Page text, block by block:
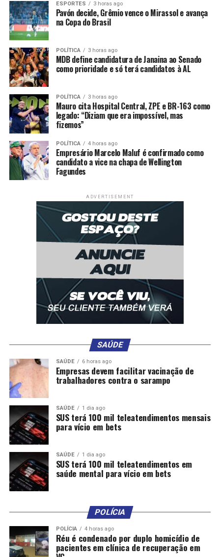
Galeria de Fotos(3 fotos)
Fonte:Prefeitura de Várzea Grande – MT
Comentários
RELATED TOPICS:
PROCESSO SELETIVO
VARZEAGRANDE
VÁRZEAGRANDENSE
VÁRZEAGRANDENSES
Projeto “Volta ao Mundo” transforma Copa do Mundo em
aprendizado e integração entre alunos
PREFEITURA ENTREGA NOVO CENTRO MUNICIPAL DE
EDUCAÇÃO INFANTIL DE VÁRZEA GRANDE
ESPORTES 3 horas ago
Pavón decide, Grêmio vence o Mirassol e avança
na Copa do Brasil
POLÍTICA 3 horas ago
MDB define candidatura de Janaina ao Senado
como prioridade e só terá candidatos à AL
POLÍTICA 3 horas ago
Mauro cita Hospital Central, ZPE e BR-163 como
legado: “Diziam que era impossível, mas
fizemos”
POLÍTICA 4 horas ago
Empresário Marcelo Maluf é confirmado como
candidato a vice na chapa de Wellington
Fagundes
ADVERTISEMENT
SAÚDE
SAÚDE 6 horas ago
Empresas devem facilitar vacinação de
trabalhadores contra o sarampo
SAÚDE 1 dia ago
SUS terá 100 mil teleatendimentos mensais
para vício em bets
SAÚDE 1 dia ago
SUS terá 100 mil teleatendimentos em
saúde mental para vício em bets
POLÍCIA
POLÍCIA 4 horas ago
Réu é condenado por duplo homicídio de
pacientes em clínica de recuperação em